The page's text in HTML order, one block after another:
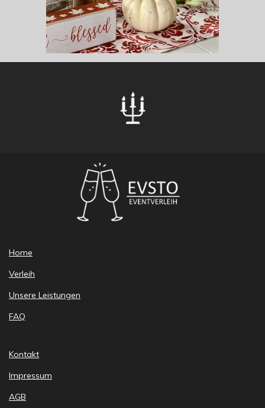
Home
Verleih
Unsere Leistungen
FAQ
Kontakt
Impressum
AGB